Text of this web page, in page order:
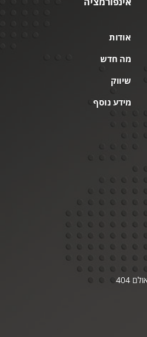
אודות
מה חדש
שיווק
מידע נוסף